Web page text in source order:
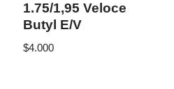
1.75/1,95 Veloce
Butyl E/V
$4.000